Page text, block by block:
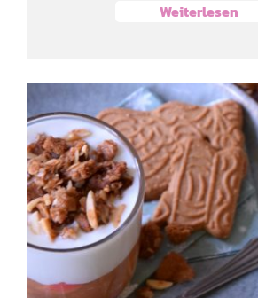
Weiterlesen
Joghurt mit
Kompott
Spekulatius-
Süße Sünde